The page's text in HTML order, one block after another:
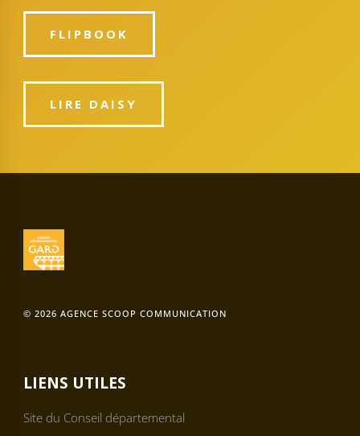
FLIPBOOK
LIRE DAISY
© 2026 AGENCE SCOOP COMMUNICATION
LIENS UTILES
Site du Conseil départemental